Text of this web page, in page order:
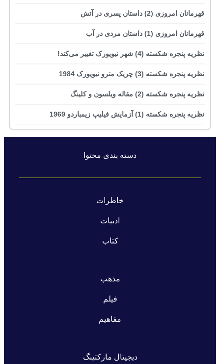
قهرمانان امروزی (2) داستان پسری در آتش
قهرمانان امروزی (1) داستان مردی در آب
نظریه پنجره شکسته (4) شهر نیویورک تغییر می‌کند!
نظریه پنجره شکسته (3) چریک مترو نیویورک 1984
نظریه پنجره شکسته (2) مقاله ویلسون و کلینگ
نظریه پنجره شکسته (1) آزمایش فیلیپ زیمباردو 1969
دسته بندی محتوا
خاطرات
ادبیات
کتاب
مذهب
فیلم
مفاهیم
دیجیتال مارکتینگ